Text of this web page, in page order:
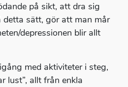
på sikt, att dra sig
detta sätt, gör att man mår
depressionen blir allt
med aktiviteter i steg,
lust”, allt från enkla